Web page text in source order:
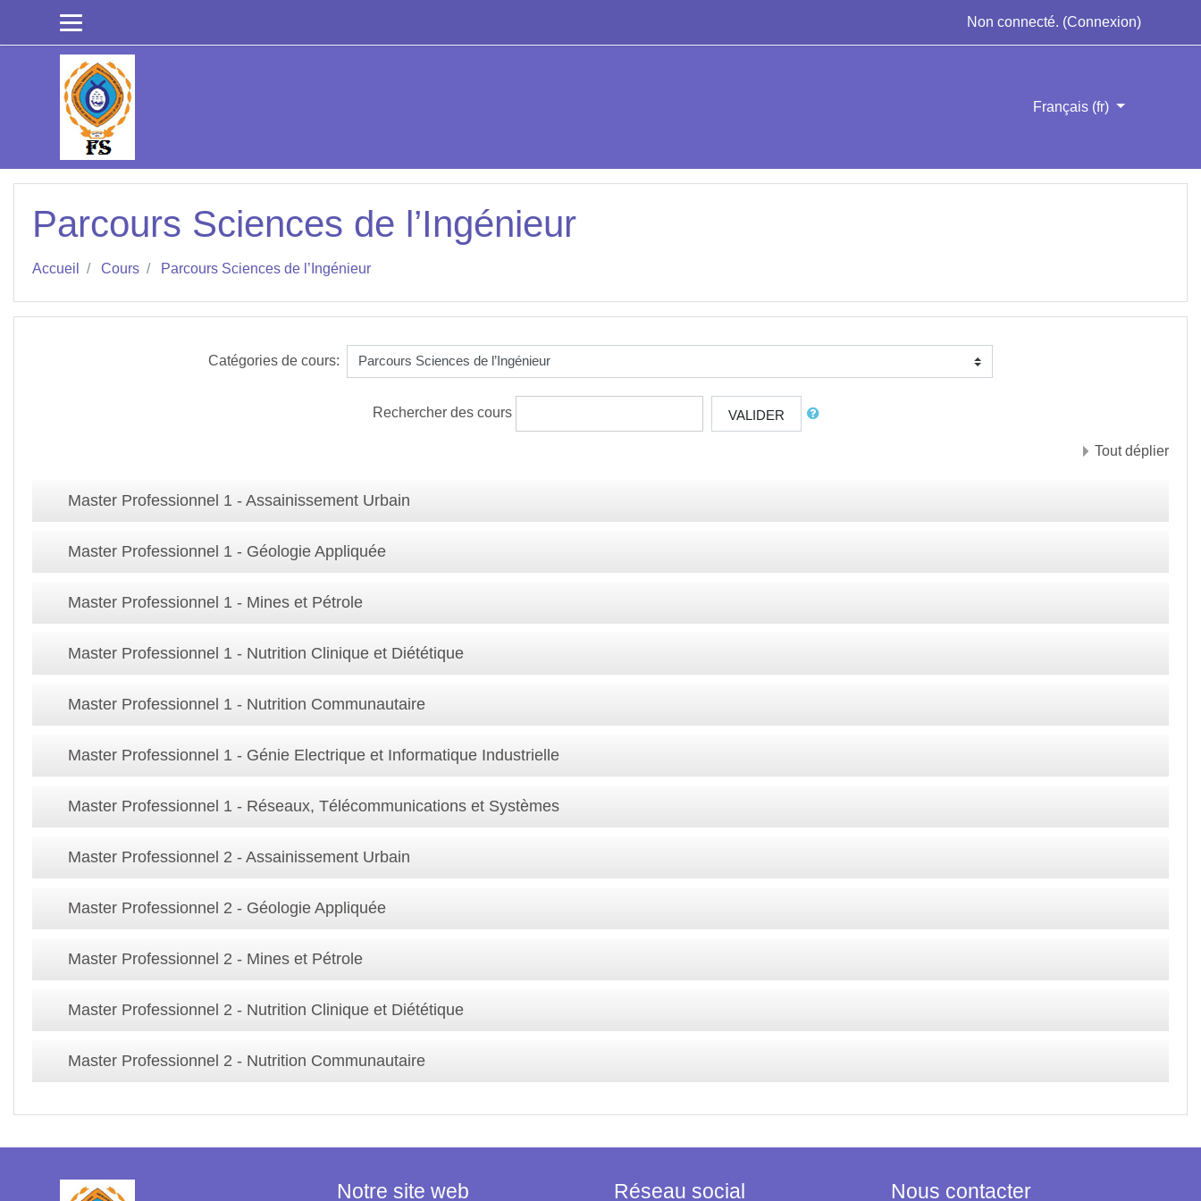
Non connecté. (Connexion)
Français ‎(fr)‎
Parcours Sciences de l’Ingénieur
Accueil Cours Parcours Sciences de l’Ingénieur
Catégories de cours:
Rechercher des cours VALIDER
Tout déplier
Master Professionnel 1 - Assainissement Urbain
Master Professionnel 1 - Géologie Appliquée
Master Professionnel 1 - Mines et Pétrole
Master Professionnel 1 - Nutrition Clinique et Diététique
Master Professionnel 1 - Nutrition Communautaire
Master Professionnel 1 - Génie Electrique et Informatique Industrielle
Master Professionnel 1 - Réseaux, Télécommunications et Systèmes
Master Professionnel 2 - Assainissement Urbain
Master Professionnel 2 - Géologie Appliquée
Master Professionnel 2 - Mines et Pétrole
Master Professionnel 2 - Nutrition Clinique et Diététique
Master Professionnel 2 - Nutrition Communautaire
Notre site web Réseau social Nous contacter